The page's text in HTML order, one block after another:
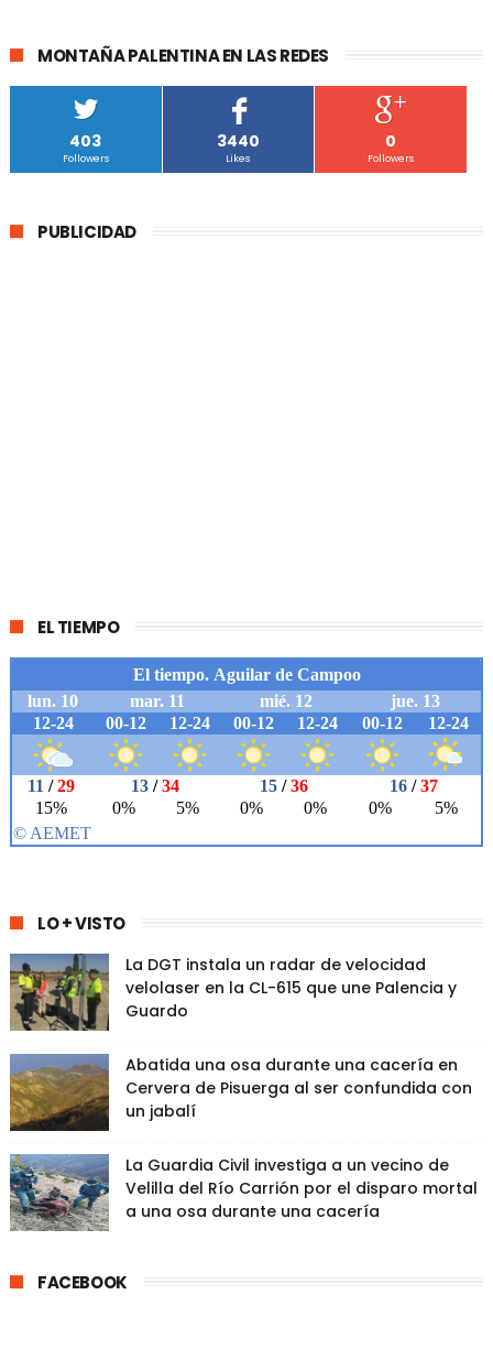
MONTAÑA PALENTINA EN LAS REDES
403
Followers
3440
Likes
0
Followers
PUBLICIDAD
EL TIEMPO
LO + VISTO
La DGT instala un radar de velocidad
velolaser en la CL-615 que une Palencia y
Guardo
Abatida una osa durante una cacería en
Cervera de Pisuerga al ser confundida con
un jabalí
La Guardia Civil investiga a un vecino de
Velilla del Río Carrión por el disparo mortal
a una osa durante una cacería
FACEBOOK